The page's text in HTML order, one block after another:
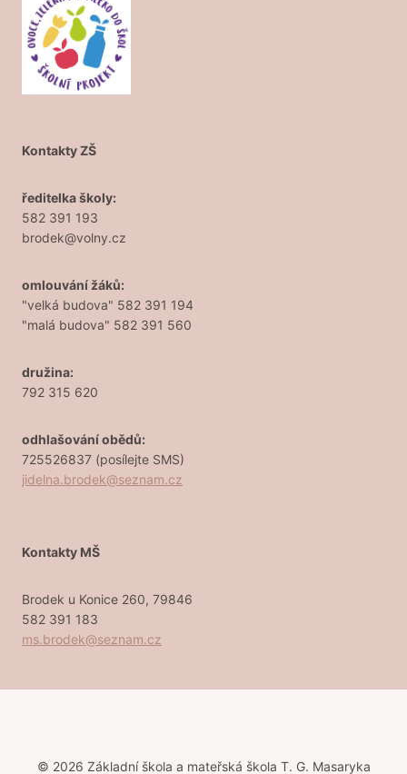
Kontakty ZŠ
ředitelka školy:
582 391 193
brodek@volny.cz
omlouvání žáků:
"velká budova" 582 391 194
"malá budova" 582 391 560
družina:
792 315 620
odhlašování obědů:
725526837 (posílejte SMS)
jidelna.brodek@seznam.cz
Kontakty MŠ
Brodek u Konice 260, 79846
582 391 183
ms.brodek@seznam.cz
© 2026 Základní škola a mateřská škola T. G. Masaryka